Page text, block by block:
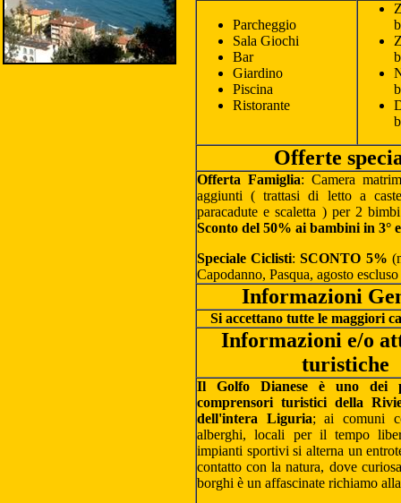
Parcheggio
Sala Giochi
Bar
Giardino
Piscina
Ristorante
Offerte
Offerta Famiglia: Camera
aggiunti ( trattasi di letto a
paracadute e scaletta ) per 2
Sconto del 50% ai bambini in 3°
Speciale Ciclisti:SCONTO 5%
Capodanno, Pasqua, agosto
Informazioni
Si accettano tutte le maggiori
Informazioni e/o
turistiche
Il Golfo Dianese è uno dei
comprensori turistici della
dell'intera Liguria; ai comuni
alberghi, locali per il tempo
impianti sportivi si alterna un
contatto con la natura, dove
borghi è un affascinate richiamo